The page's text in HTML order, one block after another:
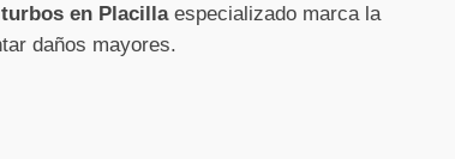
en Placillaespecializado marca la
daños mayores.